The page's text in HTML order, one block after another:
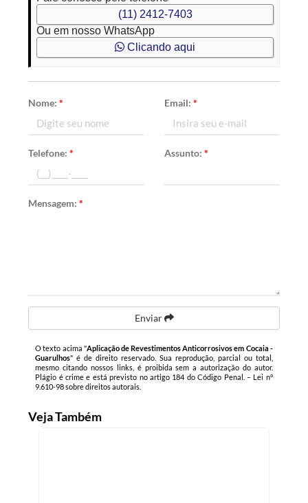
(11) 2412-7403
Ou em nosso WhatsApp
Clicando aqui
Nome:* Email: *
Telefone:* Assunto: *
Mensagem:*
Enviar
O texto acima "Aplicação de Revestimentos Anticorrosivos em Cocaia -
Guarulhos" é de direito reservado. Sua reprodução, parcial ou total,
mesmo citando nossos links, é proibida sem a autorização do autor.
Plágio é crime e está previsto no artigo 184 do Código Penal. – Lei n°
9.610-98 sobre direitos autorais
Veja Também